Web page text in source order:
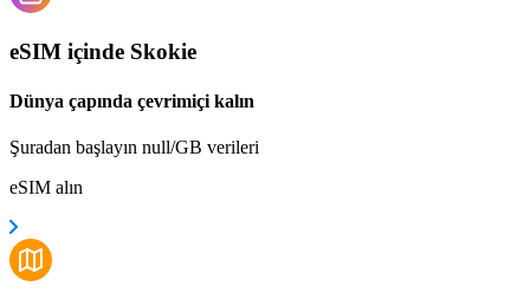
eSIM içinde Skokie
Dünya çapında çevrimiçi kalın
Şuradan başlayın null/GB verileri
eSIM alın